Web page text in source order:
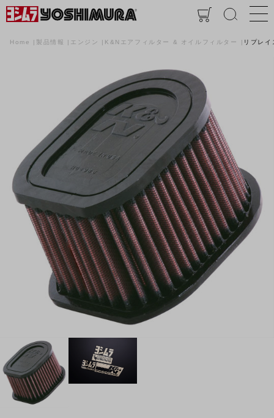
Home 製品情報 エンジン K&Nエアフィルター & オイルフィルター リプレ